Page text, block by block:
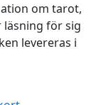
om tarot,
för sig
levereras i